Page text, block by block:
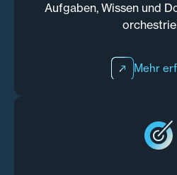
Aufgaben, Wissen und
Mehr